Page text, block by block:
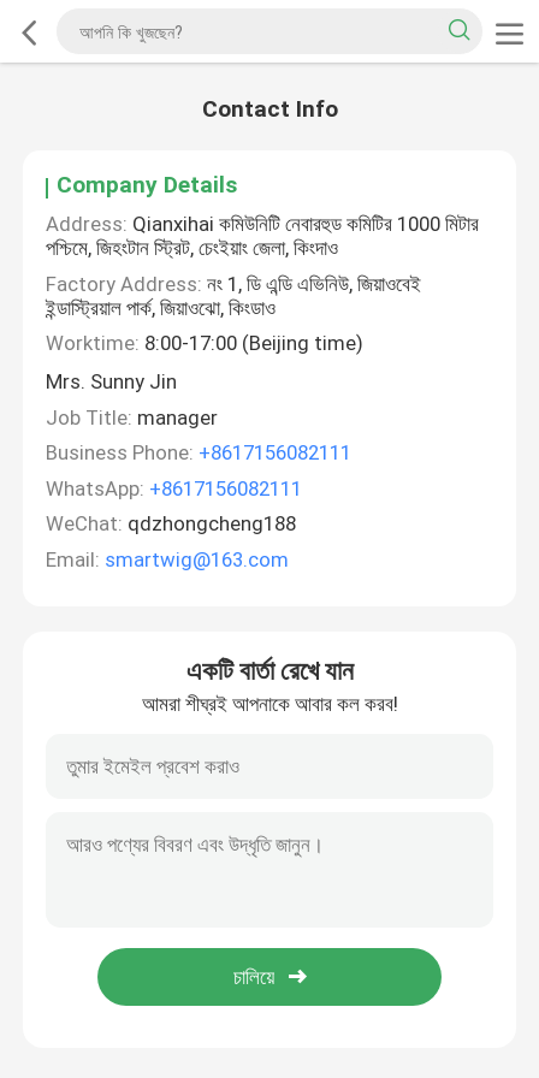
Contact Info
Company Details
Address: Qianxihai কমিউনিটি নেবারহুড কমিটির 1000 মিটার
পশ্চিমে, জিহংটান স্ট্রিট, চেংইয়াং জেলা, কিংদাও
Factory Address: নং 1, ডি এন্ডি এভিনিউ, জিয়াওবেই
ইন্ডাস্ট্রিয়াল পার্ক, জিয়াওঝো, কিংডাও
Worktime: 8:00-17:00 (Beijing time)
Mrs. Sunny Jin
Job Title: manager
Business Phone: +8617156082111
WhatsApp: +8617156082111
WeChat: qdzhongcheng188
Email: smartwig@163.com
একটি বার্তা রেখে যান
আমরা শীঘ্রই আপনাকে আবার কল করব!